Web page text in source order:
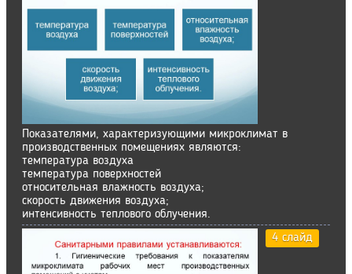
Показателями, характеризующими микроклимат в
производственных помещениях являются:
температура воздуха
температура поверхностей
относительная влажность воздуха;
скорость движения воздуха;
интенсивность теплового облучения.
4 слайд